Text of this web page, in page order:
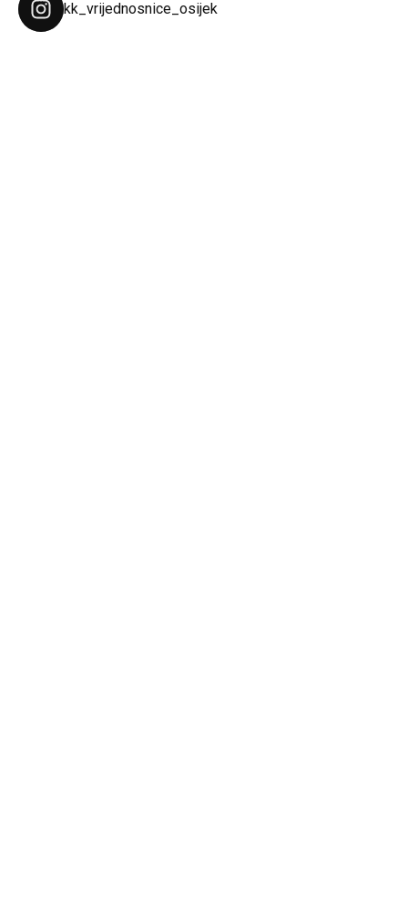
kk_vrijednosnice_osijek